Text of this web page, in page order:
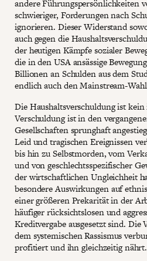
andere Führungspersönlichkeiten
schwieriger, Forderungen nach
ignorieren. Dieser Widerstand
auch gegen die
der heutigen Kämpfe sozialer
die in den USA ansässige
Billionen an Schulden aus dem
endlich auch den Mainstream-
Die Haushaltsverschuldung ist
Verschuldung ist in den
Gesellschaften sprunghaft
Leid und tragischen Ereignissen
bis hin zu Selbstmorden, vom
und von geschlechtsspezifischer
der wirtschaftlichen Ungleichheit
besondere Auswirkungen auf
einer größeren Prekarität in der
häufiger rücksichtslosen und
Kreditvergabe ausgesetzt sind. Die
dem systemischen Rassismus
profitiert und ihn gleichzeitig nährt.